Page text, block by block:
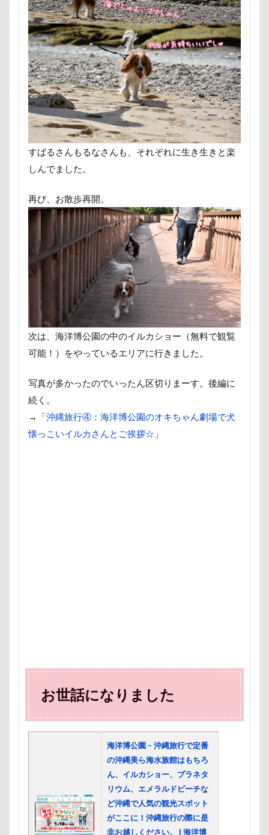
すばるさんもるなさんも、それぞれに生き生きと楽
しんでました。
再び、お散歩再開。
次は、海洋博公園の中のイルカショー（無料で観覧
可能！）をやっているエリアに行きました。
写真が多かったのでいったん区切りまーす。後編に
続く。
→「沖縄旅行④：海洋博公園のオキちゃん劇場で犬
懐っこいイルカさんとご挨拶☆ 」
お世話になりました
海洋博公園 – 沖縄旅行で定番
の沖縄美ら海水族館はもちろ
ん、イルカショー、プラネタ
リウム、エメラルドビーチな
ど沖縄で人気の観光スポット
がここに！沖縄旅行の際に是
非お越しください。 | 海洋博
もってこい
めいちゃん みちのくファーム
まるるちゃん
まるで敷物 まるくん
まめちゃ
ますの寿し
まさむねくん まいたけちゃん
りえちゃん
わんコレ るなちゃん
わんちゃん
ろいくん
れんちゃん るるちゃん
るな祖母
るな先生
るな7才 りかちゃん るな6才
るな3才
るな2才 るな1才 るな0才
ぐんまフラワーパーク
くるみちゃん
イヌクロ夏祭
Kapua
HondaCars
HOLIDAY COFFEE
HIWAHIWA OHANA
HARIO ハリオ ワンプレおやつキット
HARE
GW
Konaちゃん LDソファー gacco
PENNY LANE
OASIS Noaちゃん Nikon
M・U SPORTS
My Talking Pet
MOON STAR石鹸
MC-VKS8200
MC-SBU840K. Panasonic
mayhana
MANDARINE BROTHERS
M'sふぁくとりー
LUCIA
LINEスタンプ
LIMONEちゃん Grandir
Bonitoくん
Bleu Bleuet BLENHEIM眞理
awa hour
APO annちゃん Anelaくん
4コマ漫画
365カレンダー 24-70f2.8
Cafe Marcus
festaくん
くぅちゃん
ぎょんたくん きなこちゃん
お花見散歩
お花見 お花スヌード
お留守番
お散歩
PRIMELAND ドッグランもろやま
SUBARU
VANちゃん Tシャツ
Surface Pro 4 StudioRitz
SONY
Simplers SEL35F18 SA
RENZOちゃん
RAIN DOGS wan